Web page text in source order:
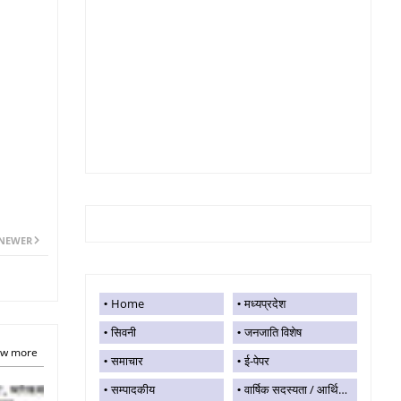
more
Home
मध्यप्रदेश
सिवनी
जनजाति विशेष
समाचार
ई-पेपर
सम्पादकीय
वार्षिक सदस्यता / आर्थिक सहयोग